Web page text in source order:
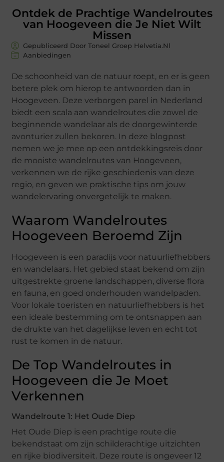
Ontdek de Prachtige Wandelroutes
van Hoogeveen die Je Niet Wilt
Missen
Gepubliceerd Door Toneel Groep Helvetia.nl
Aanbiedingen
De schoonheid van de natuur roept, en er is geen
betere plek om hierop te antwoorden dan in
Hoogeveen. Deze verborgen parel in Nederland
biedt een scala aan wandelroutes die zowel de
beginnende wandelaar als de doorgewinterde
avonturier zullen bekoren. In deze blogpost
nemen we je mee op een ontdekkingsreis door
de mooiste wandelroutes van Hoogeveen,
verkennen we de rijke geschiedenis van deze
regio, en geven we praktische tips om jouw
wandelervaring onvergetelijk te maken.
Waarom Wandelroutes
Hoogeveen Beroemd Zijn
Hoogeveen is een paradijs voor natuurliefhebbers
en wandelaars. Het gebied staat bekend om zijn
uitgestrekte groene landschappen, diverse flora
en fauna, en goed onderhouden wandelpaden.
Voor lokale toeristen en natuurliefhebbers is het
een ideale bestemming om te ontsnappen aan
de drukte van het dagelijkse leven en echt tot
rust te komen in de natuur.
De Top Wandelroutes in
Hoogeveen die Je Moet
Verkennen
Wandelroute 1: Het Oude Diep
Het Oude Diep is een prachtige route die
bekendstaat om zijn schilderachtige uitzichten
en rijke biodiversiteit. Deze route is ongeveer 12